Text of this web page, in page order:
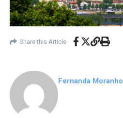
Share this Article
Fernanda Moranho